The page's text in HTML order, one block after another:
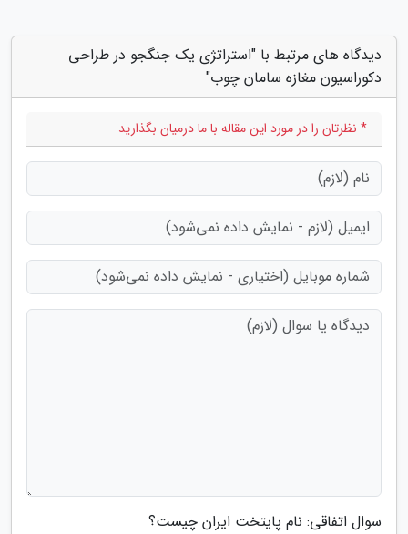
دیدگاه های مرتبط با "استراتژی یک جنگجو در طراحی
دکوراسیون مغازه سامان چوب"
* نظرتان را در مورد این مقاله با ما درمیان بگذارید
سوال اتفاقی: نام پایتخت ایران چیست؟